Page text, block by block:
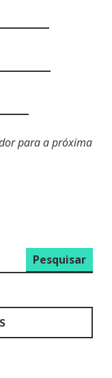
para a próxima